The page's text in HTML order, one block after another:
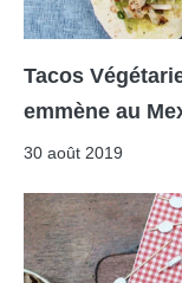
Tacos
emmène au
30 août 2019